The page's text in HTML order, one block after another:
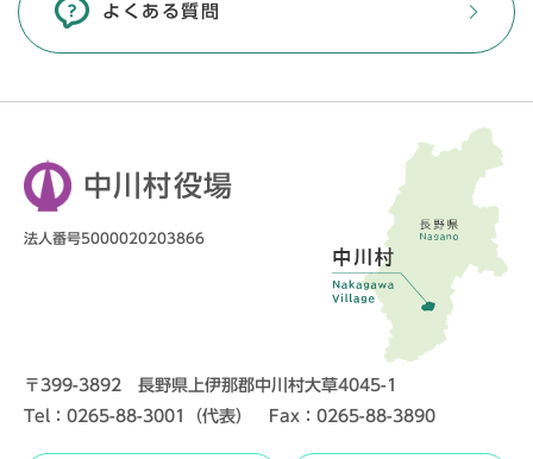
よくある質問
中川村役場
法人番号5000020203866
〒399-3892 長野県上伊那郡中川村大草4045-1
Tel：0265-88-3001（代表） Fax：0265-88-3890